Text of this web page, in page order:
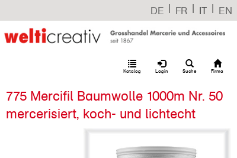
DE | FR | IT | EN
Firma
Suche
Login
Katalog
775 Mercifil Baumwolle 1000m Nr. 50
mercerisiert, koch- und lichtecht